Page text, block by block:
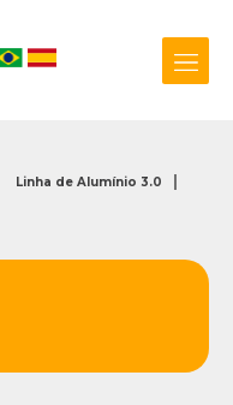
Linha de Alumínio 3.0